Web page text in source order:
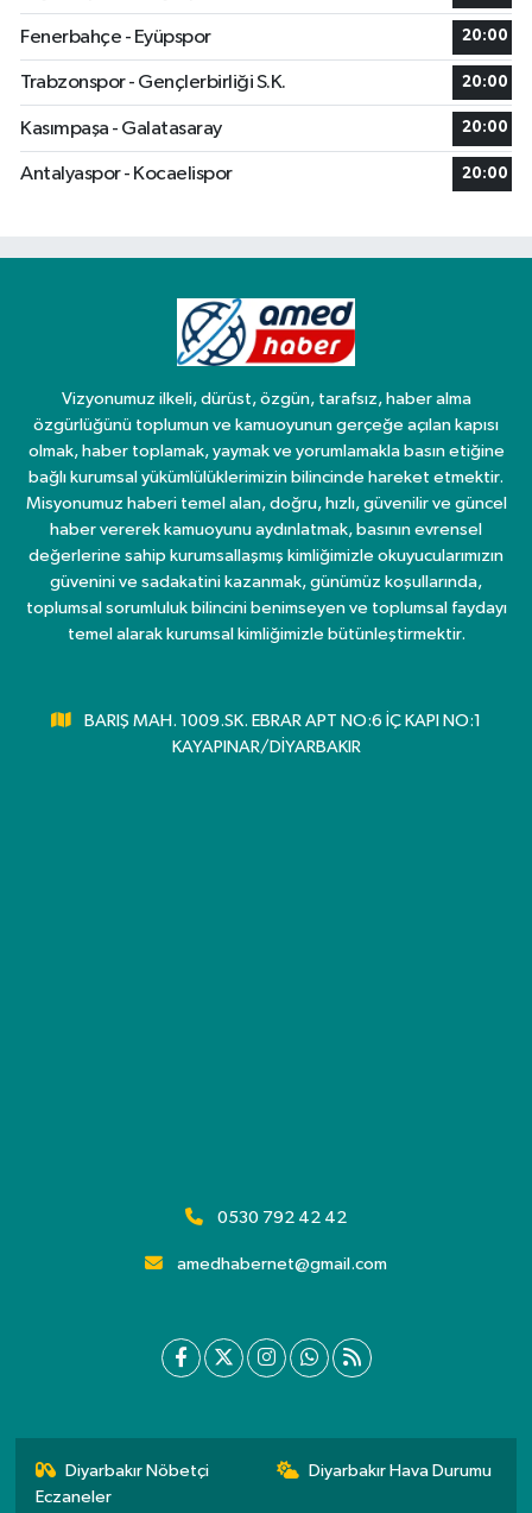
Fenerbahçe - Eyüpspor 20:00
Trabzonspor - Gençlerbirliği S.K. 20:00
Kasımpaşa - Galatasaray 20:00
Antalyaspor - Kocaelispor 20:00
Vizyonumuz ilkeli, dürüst, özgün, tarafsız, haber alma
özgürlüğünü toplumun ve kamuoyunun gerçeğe açılan kapısı
olmak, haber toplamak, yaymak ve yorumlamakla basın etiğine
bağlı kurumsal yükümlülüklerimizin bilincinde hareket etmektir.
Misyonumuz haberi temel alan, doğru, hızlı, güvenilir ve güncel
haber vererek kamuoyunu aydınlatmak, basının evrensel
değerlerine sahip kurumsallaşmış kimliğimizle okuyucularımızın
güvenini ve sadakatini kazanmak, günümüz koşullarında,
toplumsal sorumluluk bilincini benimseyen ve toplumsal faydayı
temel alarak kurumsal kimliğimizle bütünleştirmektir.
BARIŞ MAH. 1009.SK. EBRAR APT NO:6 İÇ KAPI NO:1
KAYAPINAR/DİYARBAKIR
0530 792 42 42
amedhabernet@gmail.com
Diyarbakır Nöbetçi
Eczaneler
Diyarbakır Hava Durumu